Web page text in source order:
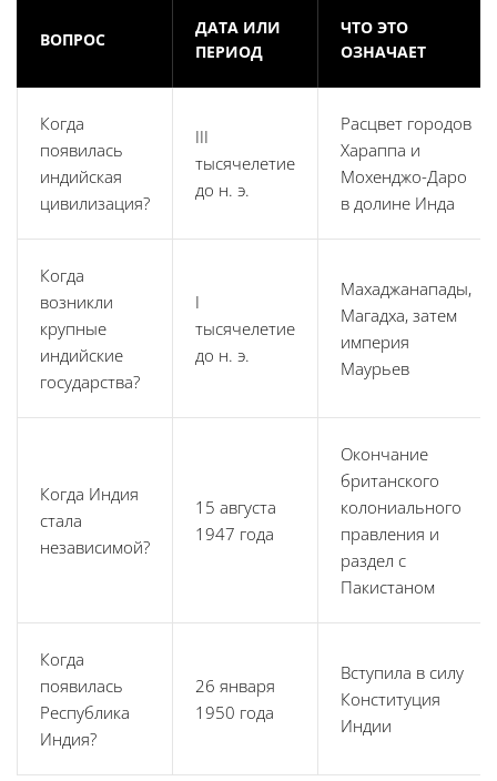
ВОПРОС
ДАТА ИЛИ
ПЕРИОД
ЧТО ЭТО
ОЗНАЧАЕТ
Когда
появилась
индийская
цивилизация?
III
тысячелетие
до н. э.
Расцвет городов
Хараппа и
Мохенджо-Даро
в долине Инда
Когда
возникли
крупные
индийские
государства?
I
тысячелетие
до н. э.
Махаджанапады,
Магадха, затем
империя
Маурьев
Когда Индия
стала
независимой?
15 августа
1947 года
Окончание
британского
колониального
правления и
раздел с
Пакистаном
Когда
появилась
Республика
Индия?
26 января
1950 года
Вступила в силу
Конституция
Индии